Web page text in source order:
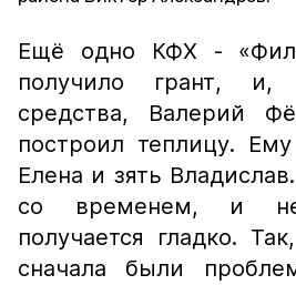
Ещё одно КФХ -
получило грант, и,
средства, Валерий
построил теплицу.
Елена и зять
со временем, и
получается гладко.
сначала были